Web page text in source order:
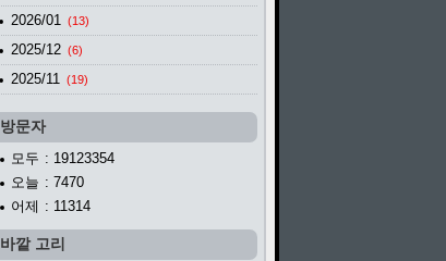
2026/01 (13)
2025/12 (6)
2025/11 (19)
방문자
모두 : 19123354
오늘 : 7470
어제 : 11314
바깥 고리